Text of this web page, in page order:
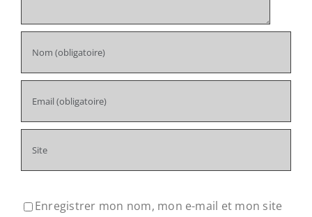
Enregistrer mon nom, mon e-mail et mon site